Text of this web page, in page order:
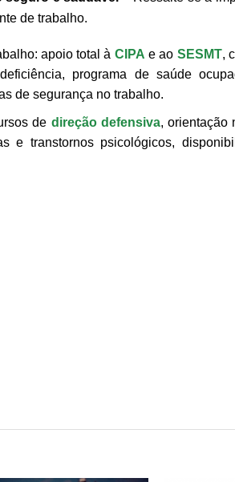
de trabalho.
apoio total à CIPA e ao SESMT,
programa de saúde
de segurança no trabalho.
de direção defensiva, orientação
e transtornos psicológicos,